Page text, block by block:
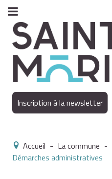
Inscription à la newsletter
Accueil - La commune -
Démarches administratives